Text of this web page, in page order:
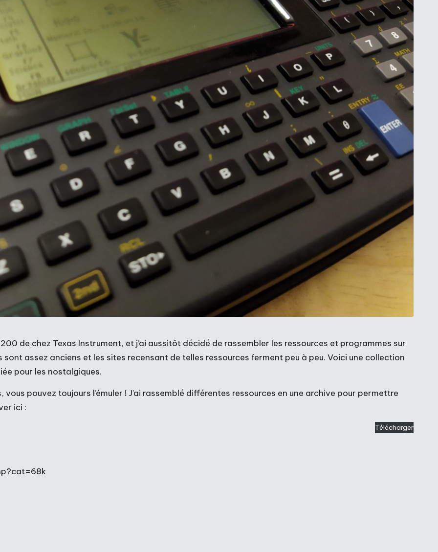
de chez Texas Instrument, et j’ai aussitôt décidé de rassembler les ressources et programmes sur
assez anciens et les sites recensant de telles ressources ferment peu à peu. Voici une collection
pour les nostalgiques.
pouvez toujours l’émuler ! J’ai rassemblé différentes ressources en une archive pour permettre
ici :
Télécharger